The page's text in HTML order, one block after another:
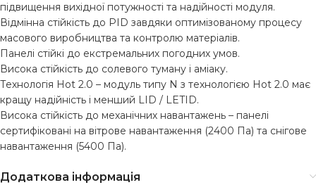
підвищення вихідної потужності та надійності модуля.
Відмінна стійкість до PID завдяки оптимізованому процесу
масового виробництва та контролю матеріалів.
Панелі стійкі до екстремальних погодних умов.
Висока стійкість до солевого туману і аміаку.
Технологія Hot 2.0 – модуль типу N з технологією Hot 2.0 має
кращу надійність і менший LID / LETID.
Висока стійкість до механічних навантажень – панелі
сертифіковані на вітрове навантаження (2400 Па) та снігове
навантаження (5400 Па).
Додаткова інформація